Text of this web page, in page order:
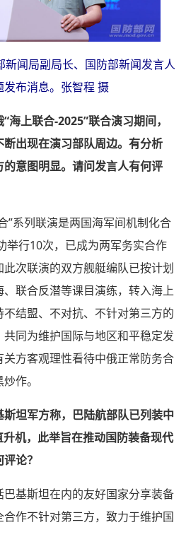
新闻局副局长、国防部新闻发言人
布消息。张智程 摄
海上联合-2025”联合演习期间，
出现在演习部队周边。有分析
意图明显。请问发言人有何评
”系列联演是两国海军间机制化合
举行10次，已成为两军务实合作
次联演的双方舰艇编队已按计划
联合反潜等课目演练，转入海上
结盟、不对抗、不针对第三方的
同为维护国际与地区和平稳定发
方客观理性看待中俄正常防务合
作。
坦军方称，巴陆航部队已列装中
机，此举旨在推动国防装备现代
论？
巴基斯坦在内的友好国家分享装备
作不针对第三方，致力于维护国